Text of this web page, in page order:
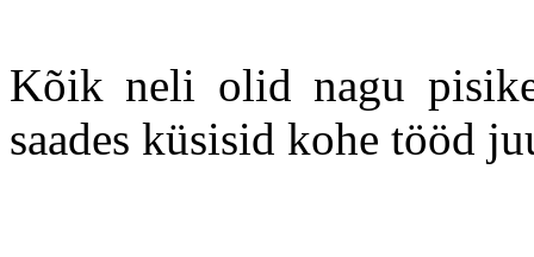
Kõik neli olid nagu
saades küsisid kohe tööd